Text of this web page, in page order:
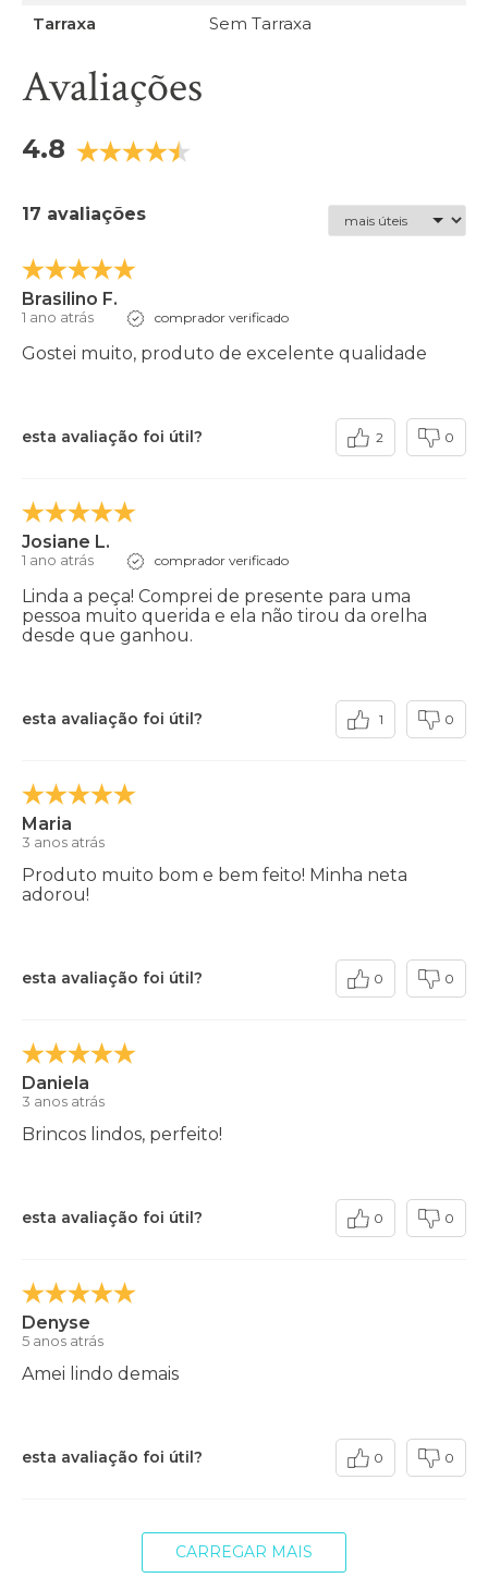
Tarraxa Sem Tarraxa
Avaliações
4.8
17 avaliações
Brasilino F.
1 ano atrás comprador verificado
Gostei muito, produto de excelente qualidade
esta avaliação foi útil? 2 0
Josiane L.
1 ano atrás comprador verificado
Linda a peça! Comprei de presente para uma
pessoa muito querida e ela não tirou da orelha
desde que ganhou.
esta avaliação foi útil? 1 0
Maria
3 anos atrás
Produto muito bom e bem feito! Minha neta
adorou!
esta avaliação foi útil? 0 0
Daniela
3 anos atrás
Brincos lindos, perfeito!
esta avaliação foi útil? 0 0
Denyse
5 anos atrás
Amei lindo demais
esta avaliação foi útil? 0 0
CARREGAR MAIS